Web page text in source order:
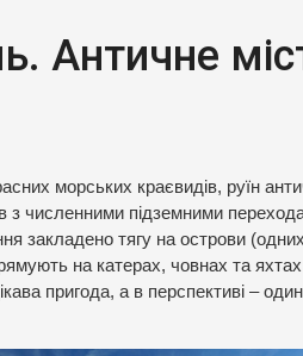
Античне
морських краєвидів, руїн
з численними підземними
закладено тягу на острови (одних
на катерах, човнах та
пригода, а в перспективі –